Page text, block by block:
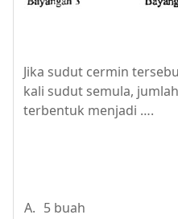
Jika sudut cermin
kali sudut semula,
terbentuk menjadi ….
A. 5 buah